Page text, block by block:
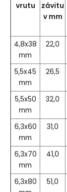
vrutu
závitu
v mm
4,8x38
mm
22,0
5,5x45
mm
26,5
5,5x50
mm
32,0
6,3x60
mm
31,0
6,3x70
mm
41,0
6,3x80
51,0